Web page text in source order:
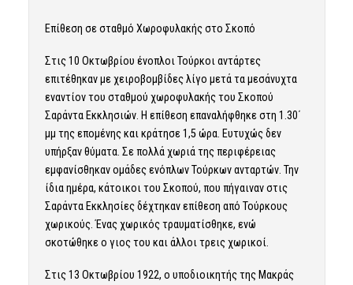
Επίθεση σε σταθμό Χωροφυλακής στο Σκοπό
Στις 10 Οκτωβρίου ένοπλοι Τούρκοι αντάρτες
επιτέθηκαν με χειροβομβίδες λίγο μετά τα μεσάνυχτα
εναντίον του σταθμού χωροφυλακής του Σκοπού
Σαράντα Εκκλησιών. Η επίθεση επαναλήφθηκε στη 1.30΄
μμ της επομένης και κράτησε 1,5 ώρα. Ευτυχώς δεν
υπήρξαν θύματα. Σε πολλά χωριά της περιφέρειας
εμφανίσθηκαν ομάδες ενόπλων Τούρκων ανταρτών. Την
ίδια ημέρα, κάτοικοι του Σκοπού, που πήγαιναν στις
Σαράντα Εκκλησίες δέχτηκαν επίθεση από Τούρκους
χωρικούς. Ένας χωρικός τραυματίσθηκε, ενώ
σκοτώθηκε ο γιος του και άλλοι τρεις χωρικοί.
Στις 13 Οκτωβρίου 1922, ο υποδιοικητής της Μακράς